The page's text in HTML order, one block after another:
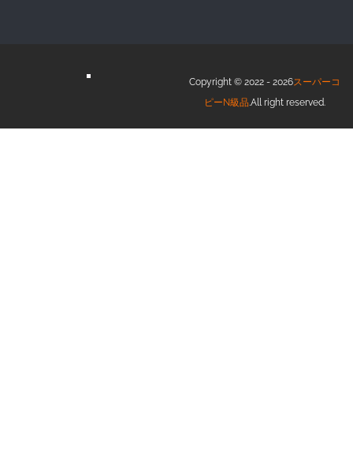
Copyright © 2022 - 2026スーパーコ
ピーN級品.All right reserved.